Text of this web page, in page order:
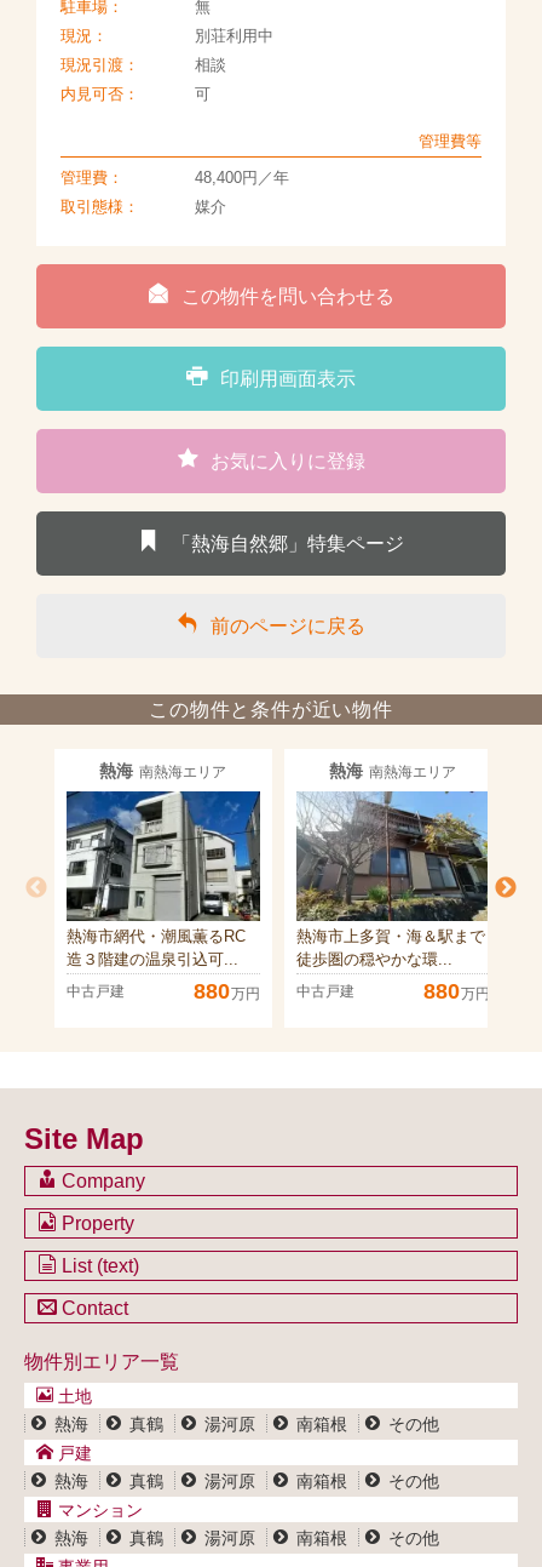
駐車場：
無
現況：
別荘利用中
現況引渡：
相談
内見可否：
可
管理費等
管理費：
48,400円／年
取引態様：
媒介
この物件を問い合わせる
印刷用画面表示
お気に入りに登録
「熱海自然郷」特集ページ
前のページに戻る
この物件と条件が近い物件
熱海 南熱海エリア
熱海市網代・潮風薫るRC
造３階建の温泉引込可...
中古戸建 880万円
熱海 南熱海エリア
熱海市上多賀・海＆駅まで
徒歩圏の穏やかな環...
中古戸建 880万円
Site Map
Company
会社のご案内
不動産を購入したい方
不動産を売却したい方
不動産買取システム
Property
土地一覧
戸建一覧
マンション一覧
事業用物件一覧
List (text)
土地一覧
マンション一覧
事業用物件一覧
Contact
ブログ
プライバシーポリシー
サイトポリシー
物件別エリア一覧
土地
熱海
真鶴 湯河原 南箱根
その他
戸建
熱海
真鶴 湯河原 南箱根
その他
マンション
熱海
真鶴 湯河原 南箱根
その他